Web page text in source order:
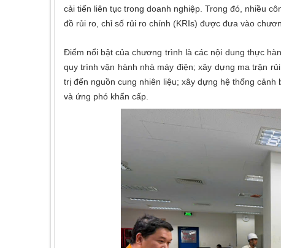
cải tiến liên tục trong doanh nghiệp. Trong đó, nhiều
đồ rủi ro, chỉ số rủi ro chính (KRIs) được đưa vào
Điểm nổi bật của chương trình là các nội dung thực
quy trình vận hành nhà máy điện; xây dựng ma trận
trị đến nguồn cung nhiên liệu; xây dựng hệ thống
và ứng phó khẩn cấp.